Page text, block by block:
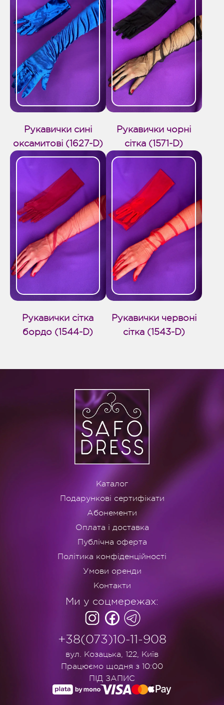
Рукавички сині
оксамитові (1627-D)
Рукавички чорні
сітка (1571-D)
Рукавички сітка
бордо (1544-D)
Рукавички червоні
сітка (1543-D)
Каталог
Подарункові сертифікати
Абонементи
Оплата і доставка
Публічна оферта
Політика конфіденційності
Умови оренди
Контакти
Ми у соцмережах:
+38(073)10-11-908
вул. Козацька, 122, Київ
Працюємо щодня з 10:00
ПІД ЗАПИС